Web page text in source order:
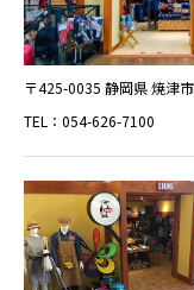
〒425-0035 静岡県 焼津
TEL：054-626-7100